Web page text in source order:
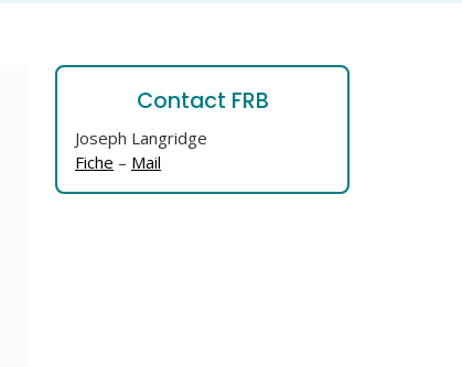
Contact FRB
Joseph Langridge
Fiche – Mail